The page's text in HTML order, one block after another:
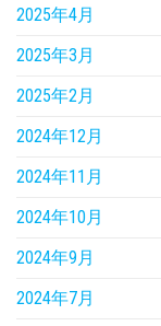
2025年4月
2025年3月
2025年2月
2024年12月
2024年11月
2024年10月
2024年9月
2024年7月